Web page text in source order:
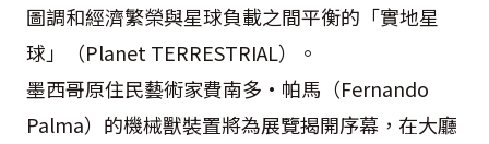
圖調和經濟繁榮與星球負載之間平衡的「實地星
球」（Planet TERRESTRIAL）。
墨西哥原住民藝術家費南多·帕馬（Fernando
Palma）的機械獸裝置將為展覽揭開序幕，在大廳